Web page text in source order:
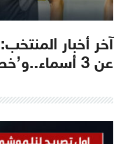
آخر أخبار
عن 3 أسماء..و’خطة عاجلة’ لليابان